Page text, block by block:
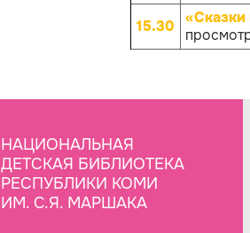
15.30
«Сказки
НАЦИОНАЛЬНАЯ
ДЕТСКАЯ БИБЛИОТЕКА
РЕСПУБЛИКИ КОМИ
ИМ. С.Я. МАРШАКА